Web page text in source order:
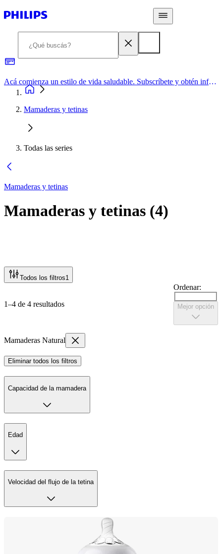
Acá comienza un estilo de vida saludable. Subscríbete y obtén información de primera mano
Mamaderas y tetinas
Todas las series
Mamaderas y tetinas
Mamaderas y tetinas (4)
Todos los filtros1
1–4 de 4 resultados
Ordenar:
Mejor opción
Mamaderas Natural
Eliminar todos los filtros
Capacidad de la mamadera
Edad
Velocidad del flujo de la tetina